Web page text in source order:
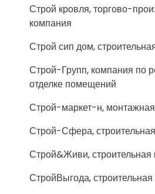
Строй кровля, торгово-
компания
Строй сип дом,
Строй-Групп, компания по
отделке помещений
Строй-маркет-н,
Строй-Сфера,
Строй&Живи, строительная
СтройВыгода,